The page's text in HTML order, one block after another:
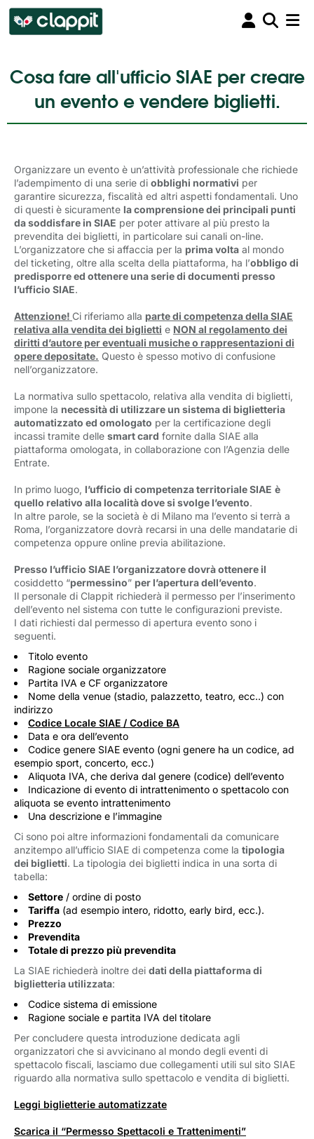
Cosa fare all'ufficio SIAE per creare
un evento e vendere biglietti.
Organizzare un evento è un’attività professionale che richiede
l’adempimento di una serie di obblighi normativi per
garantire sicurezza, fiscalità ed altri aspetti fondamentali. Uno
di questi è sicuramente la comprensione dei principali punti
da soddisfare in SIAE per poter attivare al più presto la
prevendita dei biglietti, in particolare sui canali on-line.
L’organizzatore che si affaccia per la prima volta al mondo
del ticketing, oltre alla scelta della piattaforma, ha l’obbligo di
predisporre ed ottenere una serie di documenti presso
l’ufficio SIAE.
Attenzione! Ci riferiamo alla partedi competenza della SIAE
relativa alla vendita dei biglietti e NON al regolamento dei
diritti d’autore per eventuali musiche o rappresentazioni di
opere depositate. Questo è spesso motivo di confusione
nell’organizzatore.
La normativa sullo spettacolo, relativa alla vendita di biglietti,
impone la necessità di utilizzare un sistema di biglietteria
automatizzato ed omologato per la certificazione degli
incassi tramite delle smart card fornite dalla SIAE alla
piattaforma omologata, in collaborazione con l’Agenzia delle
Entrate.
In primo luogo, l’ufficio di competenza territoriale SIAE è
quello relativo alla località dove si svolge l’evento.
In altre parole, se la società è di Milano ma l’evento si terrà a
Roma, l’organizzatore dovrà recarsi in una delle mandatarie di
competenza oppure online previa abilitazione.
Presso l’ufficio SIAE l’organizzatore dovrà ottenere il
cosiddetto “permessino” per l’apertura dell’evento.
Il personale di Clappit richiederà il permesso per l’inserimento
dell’evento nel sistema con tutte le configurazioni previste.
I dati richiesti dal permesso di apertura evento sono i
seguenti.
Titolo evento
Ragione sociale organizzatore
Partita IVA e CF organizzatore
Nome della venue (stadio, palazzetto, teatro, ecc..) con
indirizzo
Codice Locale SIAE / Codice BA
Data e ora dell’evento
Codice genere SIAE evento (ogni genere ha un codice, ad
esempio sport, concerto, ecc.)
Aliquota IVA, che deriva dal genere (codice) dell’evento
Indicazione di evento di intrattenimento o spettacolo con
aliquota se evento intrattenimento
Una descrizione e l’immagine
Ci sono poi altre informazioni fondamentali da comunicare
anzitempo all’ufficio SIAE di competenza come la tipologia
dei biglietti. La tipologia dei biglietti indica in una sorta di
tabella:
Settore / ordine di posto
Tariffa (ad esempio intero, ridotto, early bird, ecc.).
Prezzo
Prevendita
Totale di prezzo più prevendita
La SIAE richiederà inoltre dei dati della piattaforma di
biglietteria utilizzata:
Codice sistema di emissione
Ragione sociale e partita IVA del titolare
Per concludere questa introduzione dedicata agli
organizzatori che si avvicinano al mondo degli eventi di
spettacolo fiscali, lasciamo due collegamenti utili sul sito SIAE
riguardo alla normativa sullo spettacolo e vendita di biglietti.
Leggi biglietterie automatizzate
Scarica il “Permesso Spettacoli e Trattenimenti”